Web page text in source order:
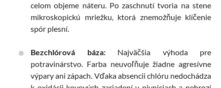
celom objeme náteru. Po zaschnutí tvoria na stene
mikroskopickú mriežku, ktorá znemožňuje klíčenie
spór plesní.
Bezchlórová báza:Najväčšia výhoda pre
potravinárstvo. Farba neuvoľňuje žiadne agresívne
výpary ani zápach. Vďaka absencii chlóru nedochádza